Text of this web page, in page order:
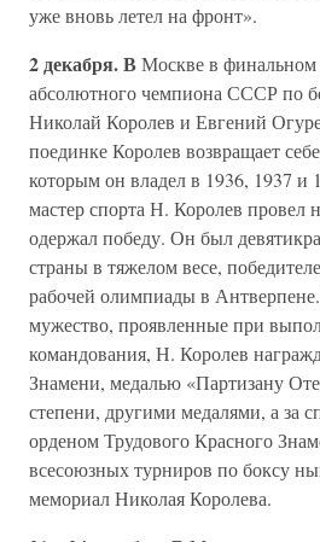
уже вновь летел на фронт».
2 декабря. ВМоскве в финальном
абсолютного чемпиона СССР по
Николай Королев и Евгений
поединке Королев возвращает
которым он владел в 1936, 1937 и
мастер спорта Н. Королев провел
одержал победу. Он был
страны в тяжелом весе,
рабочей олимпиады в Антверпене.
мужество, проявленные при
командования, Н. Королев
Знамени, медалью «Партизану
степени, другими медалями, а за
орденом Трудового Красного
всесоюзных турниров по боксу
мемориал Николая Королева.